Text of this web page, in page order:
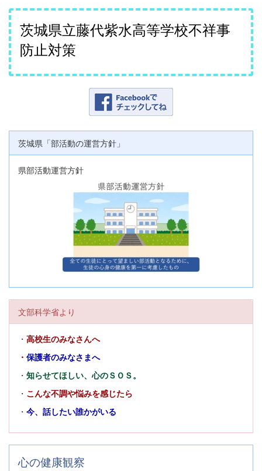
茨城県立藤代紫水高等学校不祥事
防止対策
茨城県「部活動の運営方針」
県部活動運営方針
文部科学省より
・ 高校生のみなさんへ
・ 保護者のみなさまへ
・ 知らせてほしい、心のＳＯＳ。
・ こんな不調や悩みを感じたら
・ 今、話したい誰かがいる
心の健康観察